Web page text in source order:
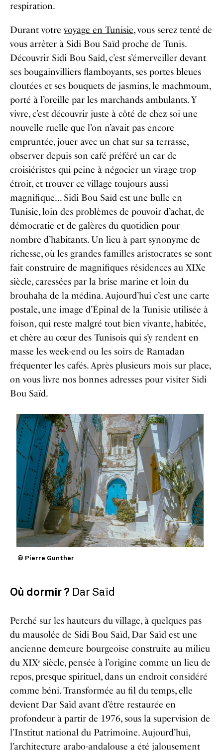
respiration.
Durant votrevoyage en Tunisie, vous serez tenté de
vous arrêter à Sidi Bou Saïd proche de Tunis.
Découvrir Sidi Bou Saïd,c’est s’émerveiller devant
ses bougainvilliers flamboyants, ses portes bleues
cloutées et ses bouquets de jasmins, le machmoum,
porté à l’oreille par les marchands ambulants. Y
vivre, c’est découvrir juste à côté de chez soi une
nouvelle ruelle que l’on n’avait pas encore
empruntée, jouer avec un chat sur sa terrasse,
observer depuis son café préféré un car de
croisiéristes qui peine à négocier un virage trop
étroit, et trouver ce village toujours aussi
magnifique… Sidi Bou Saïd est une bulle en
Tunisie, loin des problèmes de pouvoir d’achat, de
démocratie et de galères du quotidien pour
nombre d’habitants. Un lieu à part synonyme de
richesse, où les grandes familles aristocrates se sont
fait construire de magnifiques résidences au XIXe
siècle, caressées par la brise marine et loin du
brouhaha de la médina. Aujourd’hui c’est une carte
postale, une image d’Épinal de la Tunisie utilisée à
foison, qui reste malgré tout bien vivante, habitée,
et chère au cœur des Tunisois qui s’y rendent en
masse les week-end ou les soirs de Ramadan
fréquenter les cafés. Après plusieurs mois sur place,
on vous livre nos bonnes adresses pour visiter Sidi
Bou Saïd.
© Pierre Gunther
Où dormir ? Dar Saïd
Perché sur les hauteurs du village, à quelques pas
du mausolée de Sidi Bou Saïd, Dar Saïd est une
ancienne demeure bourgeoise construite au milieu
du XIXᵉ siècle, pensée à l’origine comme un lieu de
repos, presque spirituel, dans un endroit considéré
comme béni. Transformée au fil du temps, elle
devient Dar Saïd avant d’être restaurée en
profondeur à partir de 1976, sous la supervision de
l’Institut national du Patrimoine. Aujourd’hui,
l’architecture arabo-andalouse a été jalousement